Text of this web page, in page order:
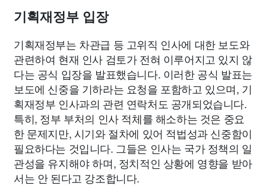
기획재정부 입장
기획재정부는 차관급 등 고위직 인사에 대한 보도와
관련하여 현재 인사 검토가 전혀 이루어지고 있지 않
다는 공식 입장을 발표했습니다. 이러한 공식 발표는
보도에 신중을 기하라는 요청을 포함하고 있으며, 기
획재정부 인사과의 관련 연락처도 공개되었습니다.
특히, 정부 부처의 인사 적체를 해소하는 것은 중요
한 문제지만, 시기와 절차에 있어 적법성과 신중함이
필요하다는 것입니다. 그들은 인사는 국가 정책의 일
관성을 유지해야 하며, 정치적인 상황에 영향을 받아
서는 안 된다고 강조합니다.